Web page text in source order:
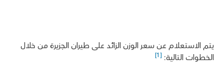
يتم الاستعلام عن سعر الوزن الزائد على طيران الجزيرة من خلال
الخطوات التالية: [1]